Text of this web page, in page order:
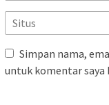
Simpan nama,
untuk komentar saya